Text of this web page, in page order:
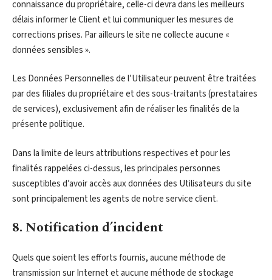
connaissance du propriétaire, celle-ci devra dans les meilleurs
délais informer le Client et lui communiquer les mesures de
corrections prises. Par ailleurs le site ne collecte aucune «
données sensibles ».
Les Données Personnelles de l’Utilisateur peuvent être traitées
par des filiales du propriétaire et des sous-traitants (prestataires
de services), exclusivement afin de réaliser les finalités de la
présente politique.
Dans la limite de leurs attributions respectives et pour les
finalités rappelées ci-dessus, les principales personnes
susceptibles d’avoir accès aux données des Utilisateurs du site
sont principalement les agents de notre service client.
8. Notification d’incident
Quels que soient les efforts fournis, aucune méthode de
transmission sur Internet et aucune méthode de stockage